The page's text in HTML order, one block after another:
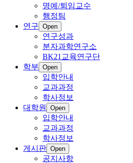
명예/퇴임교수
행정팀
연구 Open
연구성과
분자과학연구소
BK21교육연구단
학부 Open
입학안내
교과과정
학사정보
대학원
Open
입학안내
교과과정
학사정보
게시판 Open
공지사항